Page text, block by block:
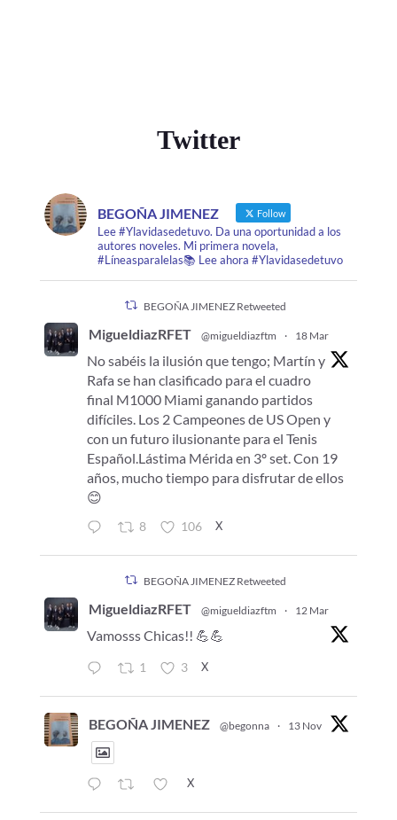
Twitter
BEGOÑA JIMENEZ Follow
Lee #Ylavidasedetuvo. Da una oportunidad a los
autores noveles. Mi primera novela,
#Líneasparalelas📚 Lee ahora #Ylavidasedetuvo
BEGOÑA JIMENEZ Retweeted
MigueldiazRFET @migueldiazftm · 18 Mar
No sabéis la ilusión que tengo; Martín y
Rafa se han clasificado para el cuadro
final M1000 Miami ganando partidos
difíciles. Los 2 Campeones de US Open y
con un futuro ilusionante para el Tenis
Español.Lástima Mérida en 3º set. Con 19
años, mucho tiempo para disfrutar de ellos
😊
8 106 X
BEGOÑA JIMENEZ Retweeted
MigueldiazRFET @migueldiazftm · 12 Mar
Vamosss Chicas!! 💪💪
1 3 X
BEGOÑA JIMENEZ @begonna · 13 Nov
X